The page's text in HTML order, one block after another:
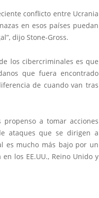
conflicto entre Ucrania
en esos países puedan
dijo Stone-Gross.
los cibercriminales es que
que fuera encontrado
de cuando van tras
a tomar acciones
ataques que se dirigen a
es mucho más bajo por un
los EE.UU., Reino Unido y